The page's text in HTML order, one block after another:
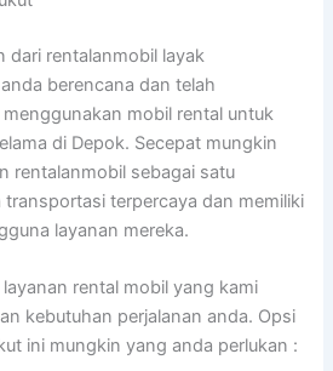
dari rentalanmobil layak
berencana dan telah
mobil rental untuk
di Depok. Secepat mungkin
rentalanmobil sebagai satu
transportasi terpercaya dan memiliki
layanan mereka.
rental mobil yang kami
kebutuhan perjalanan anda. Opsi
ini mungkin yang anda perlukan :